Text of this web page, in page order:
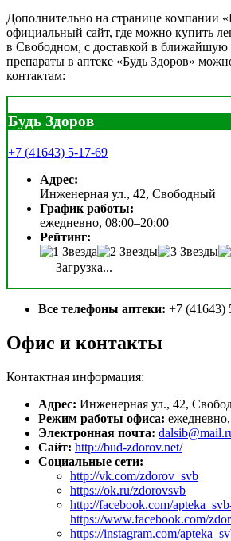
Дополнительно на странице компании
официальный сайт, где можно купить
в Свободном, с доставкой в ближайшую
препараты в аптеке «Будь Здоров»
контактам:
Будь Здоров
+7 (41643) 5-17-69
Адрес:
Инженерная ул., 42, Свободный
График работы:
ежедневно, 08:00–20:00
Рейтинг:
Загрузка...
Все телефоны аптеки: +7 (41643)
Офис и контакты
Контактная информация:
Адрес: Инженерная ул., 42,
Режим работы офиса:
Электронная почта:
Сайт: http://bud-zdorov.net/
Социальные сети:
http://vk.com/zdorov_svb
https://ok.ru/zdorovsvb
http://facebook.com/
https://www.facebook.com/
https://instagram.com/